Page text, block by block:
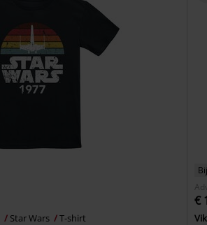
Star Wars T-shirt
€